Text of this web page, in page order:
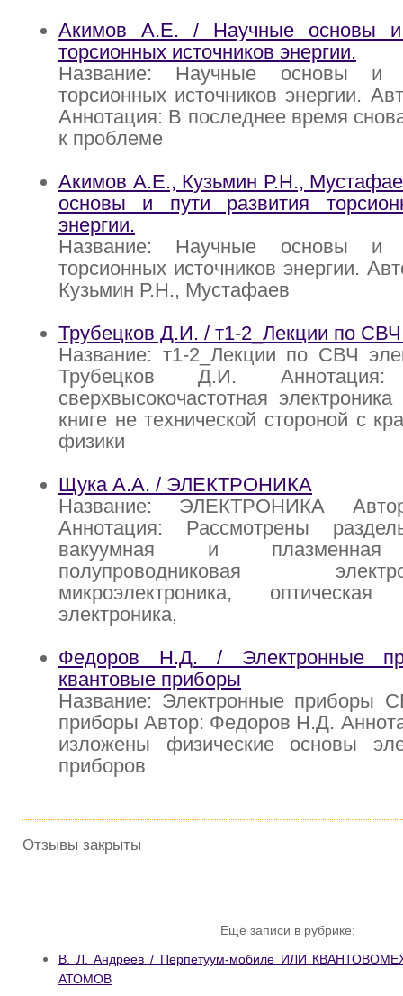
Акимов А.Е. / Научные основы и
торсионных источников энергии.
Название: Научные основы и
торсионных источников энергии.
Аннотация: В последнее время
к проблеме
Акимов А.Е., Кузьмин Р.Н.,
основы и пути развития
энергии.
Название: Научные основы и
торсионных источников энергии.
Кузьмин Р.Н., Мустафаев
Трубецков Д.И. / т1-2_Лекции по СВЧ
Название: т1-2_Лекции по СВЧ
Трубецков Д.И. Аннотация:
сверхвысокочастотная
книге не технической стороной с
физики
Щука А.А. / ЭЛЕКТРОНИКА
Название: ЭЛЕКТРОНИКА
Аннотация: Рассмотрены
вакуумная и плазменная
полупроводниковая
микроэлектроника,
электроника,
Федоров Н.Д. / Электронные
квантовые приборы
Название: Электронные приборы
приборы Автор: Федоров Н.Д.
изложены физические основы
приборов
Отзывы закрыты
Ещё записи в рубрике:
В. Л. Андреев / Перпетуум-мобиле ИЛИ
АТОМОВ